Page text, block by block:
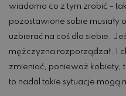
wiadomo co z tym zrobić –
pozostawione sobie musiały
uzbierać na coś dla siebie.
mężczyzna rozporządzał. I
zmieniać, ponieważ kobiety,
to nadal takie sytuacje mogą